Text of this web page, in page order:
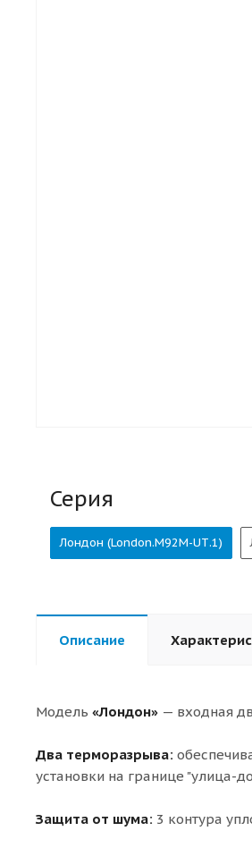
Серия
Лондон (London.M92M-UТ.1)
Описание
Модель «Лондон» — входная
Два терморазрыва:
установки на границе "улица-
Защита от шума: 3 контура